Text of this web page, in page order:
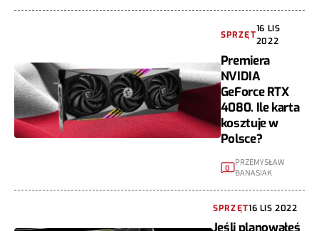
SPRZĘT
16 LIS
2022
Premiera
NVIDIA
GeForce RTX
4080. Ile karta
kosztuje w
Polsce?
0 PRZEMYSŁAW
BANASIAK
SPRZĘT16 LIS 2022